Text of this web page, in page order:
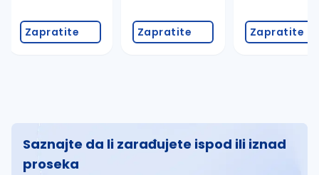
Zapratite Zapratite Zapratite
Saznajte da li zarađujete ispod ili iznad
proseka